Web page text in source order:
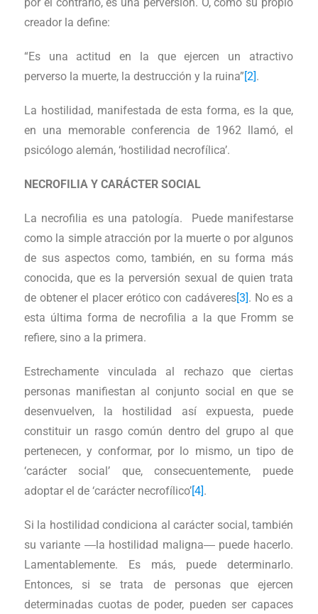
creador la define:
“Es una actitud en la que ejercen un atractivo
perverso la muerte, la destrucción y la ruina”[2].
La hostilidad, manifestada de esta forma, es la que,
en una memorable conferencia de 1962 llamó, el
psicólogo alemán, ‘hostilidad necrofílica’.
NECROFILIA Y CARÁCTER SOCIAL
La necrofilia es una patología. Puede manifestarse
como la simple atracción por la muerte o por algunos
de sus aspectos como, también, en su forma más
conocida, que es la perversión sexual de quien trata
de obtener el placer erótico con cadáveres[3]. No es a
esta última forma de necrofilia a la que Fromm se
refiere, sino a la primera.
Estrechamente vinculada al rechazo que ciertas
personas manifiestan al conjunto social en que se
desenvuelven, la hostilidad así expuesta, puede
constituir un rasgo común dentro del grupo al que
pertenecen, y conformar, por lo mismo, un tipo de
‘carácter social’ que, consecuentemente, puede
adoptar el de ‘carácter necrofílico’[4].
Si la hostilidad condiciona al carácter social, también
su variante ―la hostilidad maligna― puede hacerlo.
Lamentablemente. Es más, puede determinarlo.
Entonces, si se trata de personas que ejercen
determinadas cuotas de poder, pueden ser capaces